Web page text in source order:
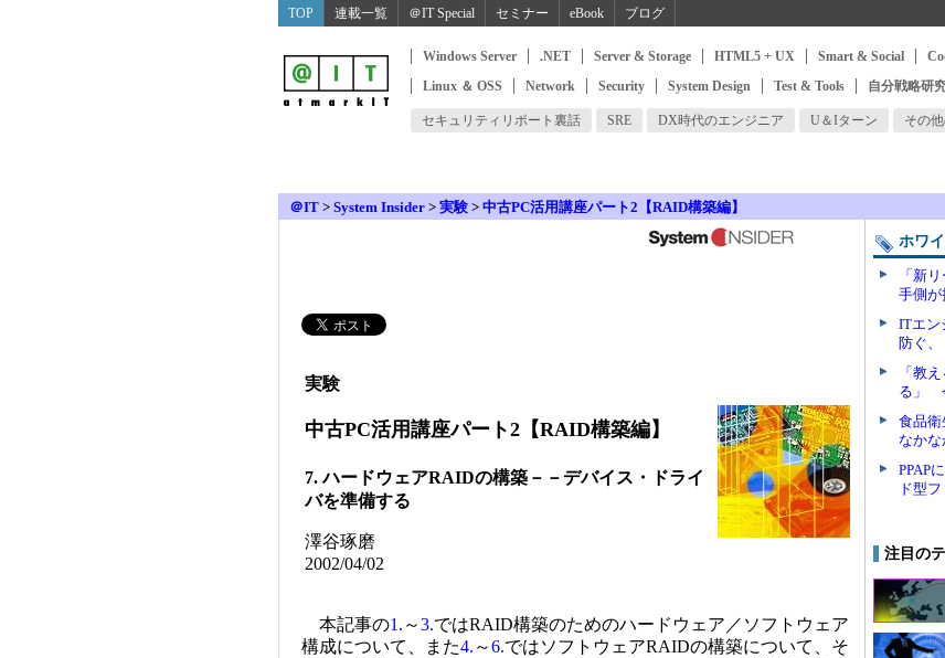
TOP 連載一覧 ＠IT Special セミナー eBook ブログ
Windows Server .NET Server & Storage HTML5 + UX Smart & Social
Linux ＆ OSS
Network Security System Design Test & Tools 自分戦略研
セキュリティリポート裏話 SRE DX時代のエンジニア U＆Iターン その
＠IT > System Insider > 実験 > 中古PC活用講座パート2【RAID構築編】
実験
中古PC活用講座パート2【RAID構築編】
7. ハードウェアRAIDの構築－－デバイス・ドライ
バを準備する
澤谷琢磨
2002/04/02
本記事の1. ～3.ではRAID構築のためのハードウェア／ソフトウェア
構成について、また4. ～6.ではソフトウェアRAIDの構築について、そ
ホワ
「新
手側が
ITエン
防ぐ
「教
る」
食品
なかな
PPAP
ド型
注目の